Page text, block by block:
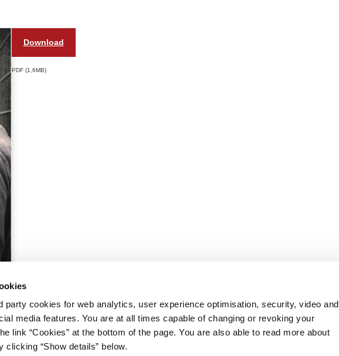
party cookies for web analytics, user experience optimisation, security, video and
media features. You are at all times capable of changing or revoking your
link “Cookies” at the bottom of the page. You are also able to read more about
clicking “Show details” below.
Download
PDF 1,6MB